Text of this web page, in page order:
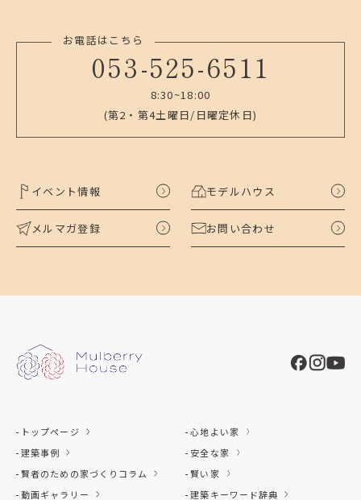
お電話はこちら
053-525-6511
8:30~18:00
(第2・第4土曜日/日曜定休日)
イベント情報 モデルハウス
メルマガ登録 お問い合わせ
トップページ
建築事例
賢者のための家づくりコラム
動画ギャラリー
心地よい家
安全な家
賢い家
建築キーワード辞典